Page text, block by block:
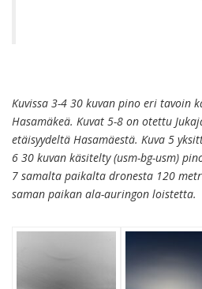
Kuvissa 3-4 30 kuvan pino eri tavoin
Hasamäkeä. Kuvat 5-8 on otettu
etäisyydeltä Hasamäestä. Kuva 5
6 30 kuvan käsitelty (usm-bg-usm)
7 samalta paikalta dronesta 120
saman paikan ala-auringon loistetta.